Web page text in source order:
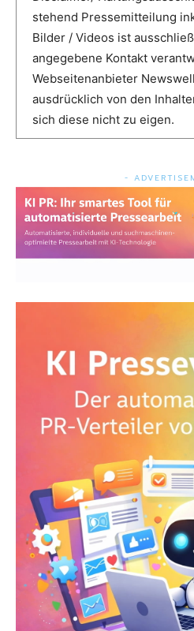
stehend Pressemitteilung
Bilder / Videos ist
angegebene Kontakt
Webseitenanbieter
ausdrücklich von den
sich diese nicht zu eigen.
-